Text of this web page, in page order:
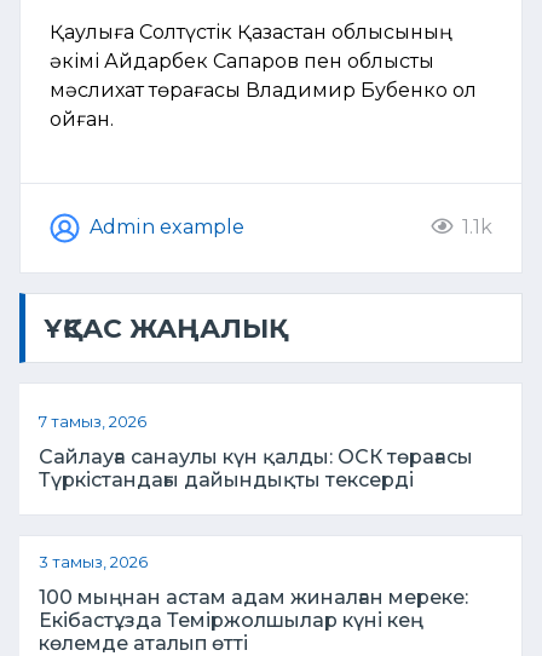
Қаулыға Солтүстік Қазақстан облысының
әкімі Айдарбек Сапаров пен облыстық
мәслихат төрағасы Владимир Бубенко қол
қойған.
Admin example 1.1k
ҰҚСАС ЖАҢАЛЫҚ
7 тамыз, 2026
Сайлауға санаулы күн қалды: ОСК төрағасы
Түркістандағы дайындықты тексерді
3 тамыз, 2026
100 мыңнан астам адам жиналған мереке:
Екібастұзда Теміржолшылар күні кең
көлемде аталып өтті